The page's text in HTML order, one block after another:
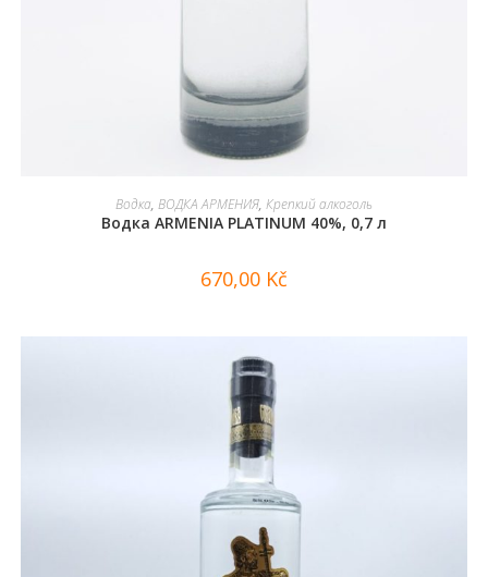
В КОРЗИНУ
Водка, ВОДКА АРМЕНИЯ, Крепкий алкоголь
Водка ARMENIA PLATINUM 40%, 0,7 л
670,00 Kč